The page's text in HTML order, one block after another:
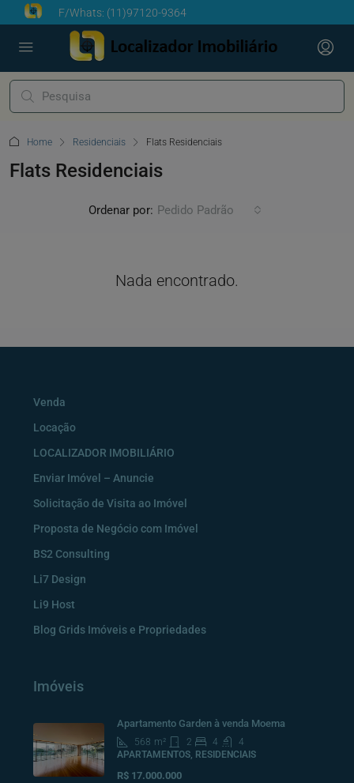
F/Whats: (11)97120-9364
Home Residenciais Flats Residenciais
Flats Residenciais
Ordenar por: Pedido Padrão
Nada encontrado.
Venda
Locação
LOCALIZADOR IMOBILIÁRIO
Enviar Imóvel – Anuncie
Solicitação de Visita ao Imóvel
Proposta de Negócio com Imóvel
BS2 Consulting
Li7 Design
Li9 Host
Blog Grids Imóveis e Propriedades
Imóveis
Apartamento Garden à venda Moema
568 m² 2 4
4
APARTAMENTOS, RESIDENCIAIS
R$ 17.000.000